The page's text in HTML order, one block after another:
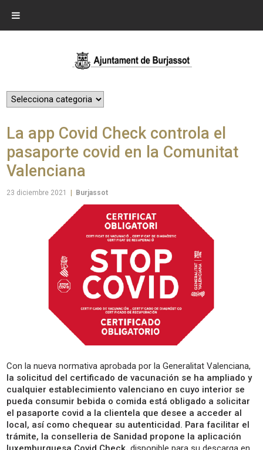
La app Covid Check controla el
pasaporte covid en la Comunitat
Valenciana
23 diciembre 2021 Burjassot
Con la nueva normativa aprobada por la Generalitat Valenciana,
la solicitud del certificado de vacunación se ha ampliado y
cualquier establecimiento valenciano en cuyo interior se
pueda consumir bebida o comida está obligado a solicitar
el pasaporte covid a la clientela que desee a acceder al
local, así como chequear su autenticidad. Para facilitar el
trámite, la conselleria de Sanidad propone la aplicación